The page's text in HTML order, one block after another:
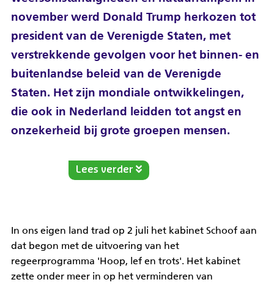
november werd Donald Trump herkozen tot
president van de Verenigde Staten, met
verstrekkende gevolgen voor het binnen- en
buitenlandse beleid van de Verenigde
Staten. Het zijn mondiale ontwikkelingen,
die ook in Nederland leidden tot angst en
onzekerheid bij grote groepen mensen.
Lees verder
In ons eigen land trad op 2 juli het kabinet Schoof aan
dat begon met de uitvoering van het
regeerprogramma 'Hoop, lef en trots'. Het kabinet
zette onder meer in op het verminderen van